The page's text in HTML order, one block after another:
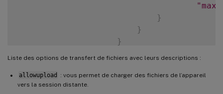
}
}
}
}
}
Liste des options de transfert de fichiers avec leurs descriptions :
allowupload
: vous permet de charger des fichiers de l’appareil
vers la session distante.